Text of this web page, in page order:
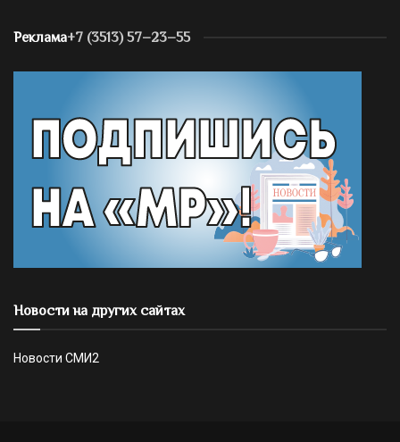
Реклама+7 (3513) 57–23–55
Новости на других сайтах
Новости СМИ2